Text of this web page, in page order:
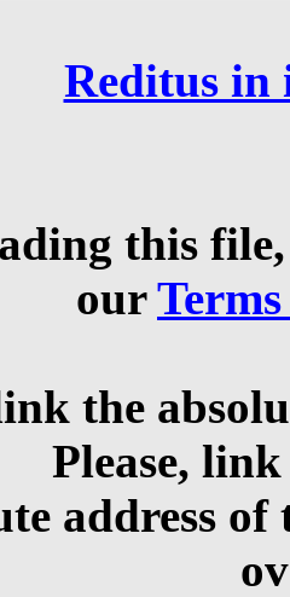
Reditus in
this
our
the
Please,
address